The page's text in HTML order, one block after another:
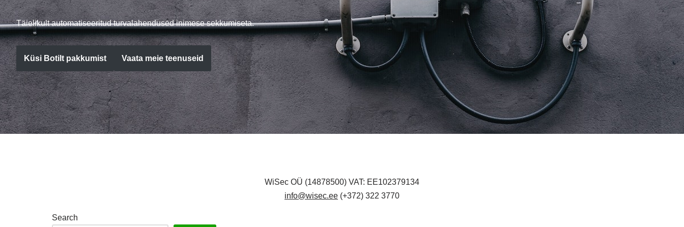
Täielikult automatiseeritud turvalahendused inimese sekkumiseta.
Küsi Botilt pakkumist Vaata meie teenuseid
WiSec OÜ (14878500) VAT: EE102379134
info@wisec.ee (+372) 322 3770
Search